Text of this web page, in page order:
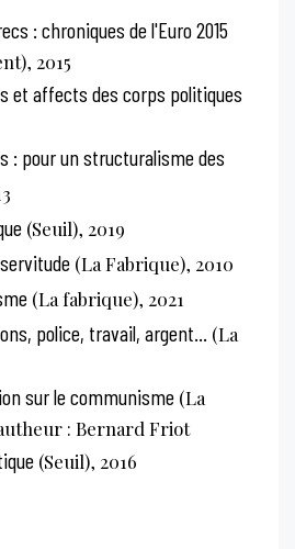
: chroniques de l'Euro 2015
2015
et affects des corps politiques
: pour un structuralisme des
(Seuil), 2019
(La Fabrique), 2010
(La fabrique), 2021
police, travail, argent... (La
sur le communisme (La
: Bernard Friot
(Seuil), 2016